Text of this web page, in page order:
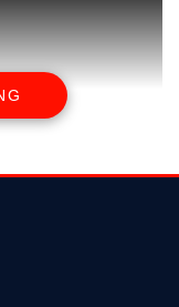
la beneficii:
gandul.ro/